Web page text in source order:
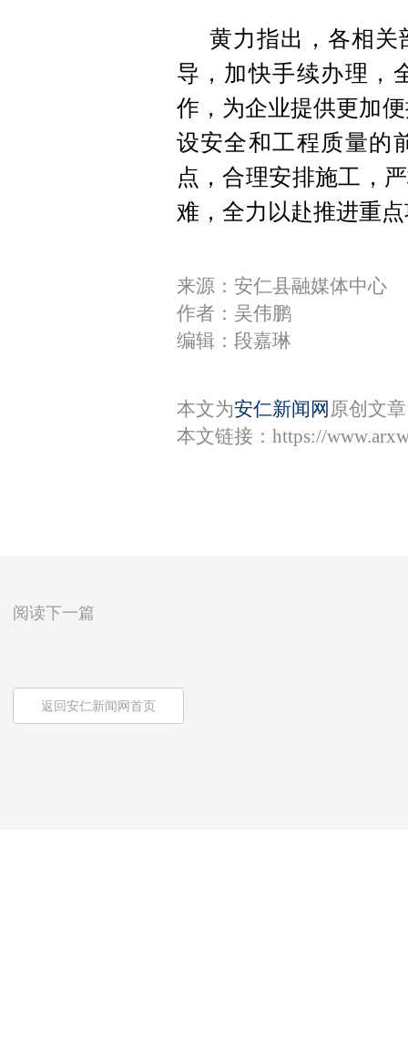
黄力指出，各相关
导，加快手续办理，
作，为企业提供更加
设安全和工程质量的
点，合理安排施工，
难，全力以赴推进重
来源：安仁县融媒体中心
作者：吴伟鹏
编辑：段嘉琳
本文为安仁新闻网 原创文
本文链接： https://
阅读下一篇
返回安仁新闻网首页